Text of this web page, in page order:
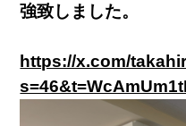
強致しました。
https://x.com/